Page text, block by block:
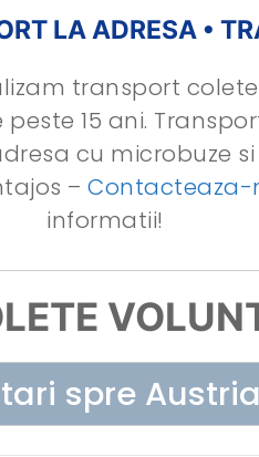
LA ADRESA •
transport
15 ani.
cu microbuze
–Contacteaza-
informatii!
spre
0754 249 635